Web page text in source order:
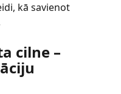
kā savienot
cilne –